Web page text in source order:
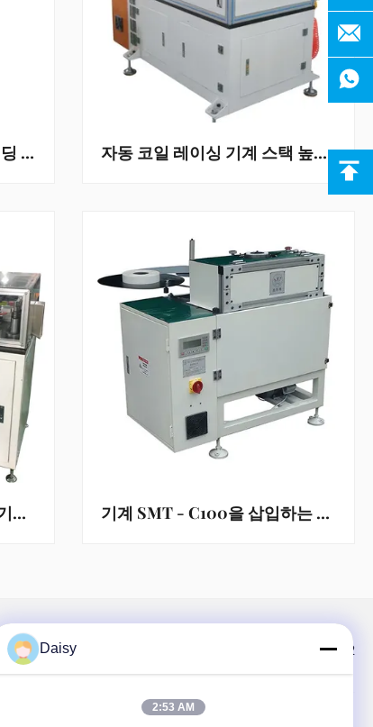
완전 자동 2극 스테이터 와일딩 머신, 최대 스택 높이 ≤150mm, ISO9001:2008 인증 자동 코일 레이싱 기계 스택 높이 20 ~ 120mm 공기 압력 0.4MPa 및 AC 산업 모터에 대한 세르보 구동 시스템
먹이를위한 윙 형성 및 절단 기계 길이가 10-200mm 기계 SMT - C100을 삽입하는 세미 오토매틱 아마추어 절연 페이퍼
86-512-66316783-802
Daisy
2:53 AM